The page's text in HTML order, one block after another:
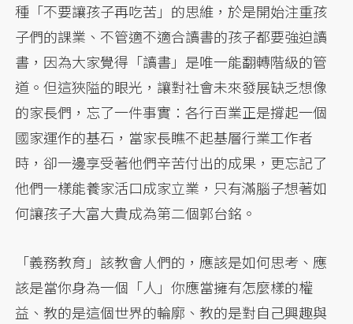
種「不要讓孩子再吃苦」的思維，於是開始注重孩
子們的課業、不管適不適合讀書的孩子都要強迫讀
書，因為大家覺得「讀書」是唯一能翻轉階級的管
道。但這狹隘的眼光，讓對社會未來發展缺乏想像
的家長們，忘了一件事實：各行百業正是撐起一個
國家運作的基石，當家長瞧不起基層行業工作者
時，卻一邊享受著他們辛苦付出的成果，更忘記了
他們一樣能養家活口成家立業，只有滿腦子想著如
何讓孩子大富大貴成為第二個郭台銘。
「義務教育」該教會人們的，應該是如何思考、應
該是當你身為一個「人」你應當擁有怎麼樣的權
益、教的是這個世界的輪廓、教的是對自己興趣與